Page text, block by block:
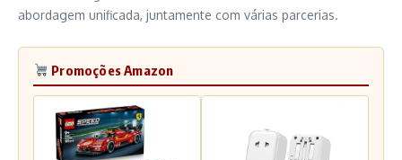
abordagem unificada, juntamente com várias parcerias.
Promoções Amazon